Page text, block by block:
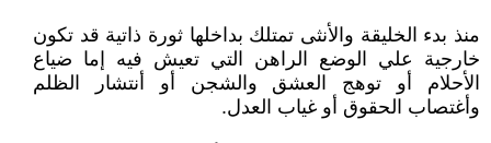
منذ بدء الخليقة والأنثى تمتلك بداخلها ثورة ذاتية قد تكون
خارجية علي الوضع الراهن التي تعيش فيه إما ضياع
الأحلام أو توهج العشق والشجن أو أنتشار الظلم
وأغتصاب الحقوق أو غياب العدل.